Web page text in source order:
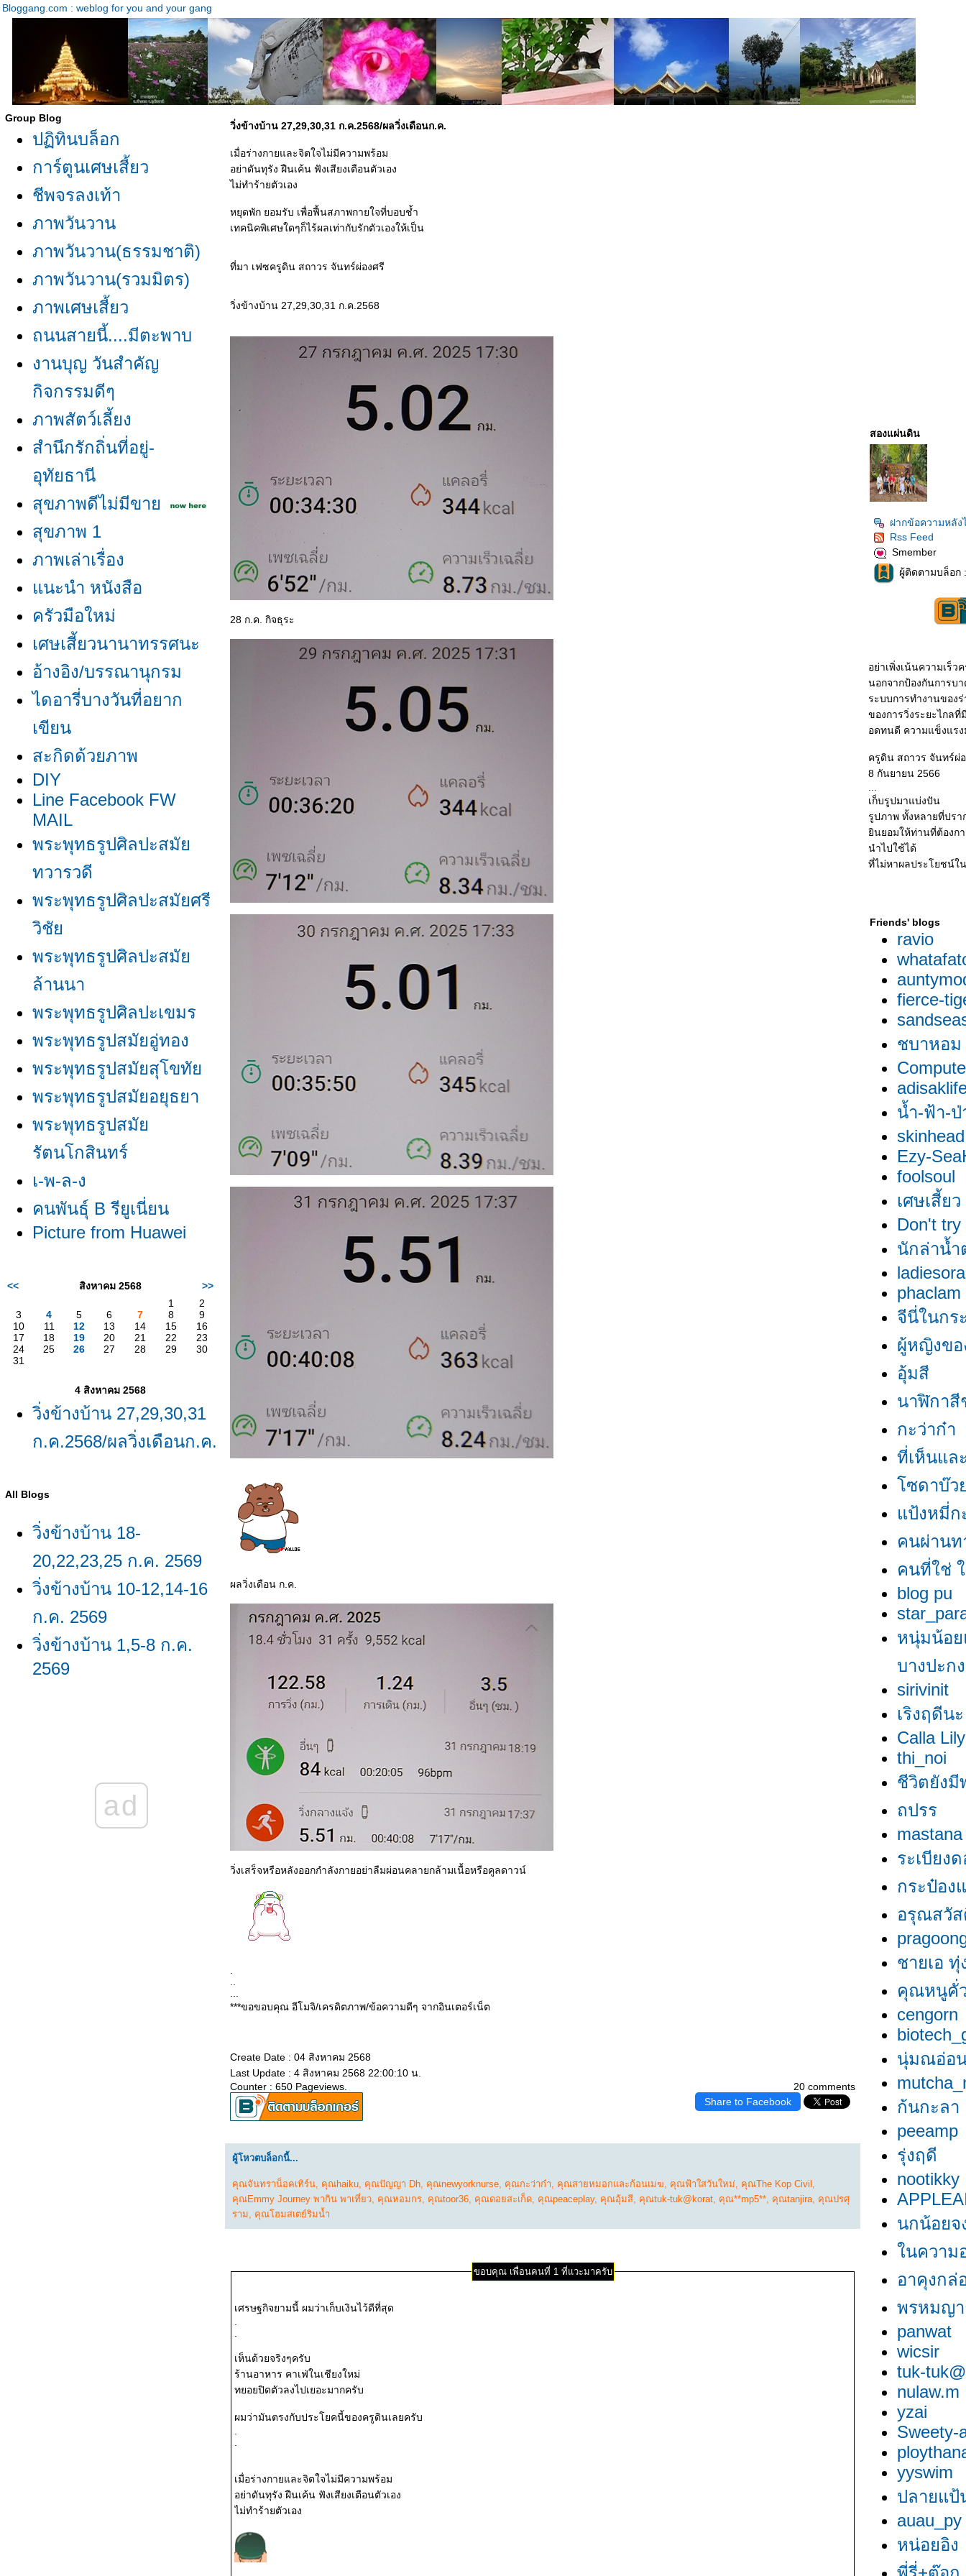
Bloggang.com : weblog for you and your gang
Group Blog
ปฏิทินบล็อก
การ์ตูนเศษเสี้ยว
ชีพจรลงเท้า
ภาพวันวาน
ภาพวันวาน(ธรรมชาติ)
ภาพวันวาน(รวมมิตร)
ภาพเศษเสี้ยว
ถนนสายนี้....มีตะพาบ
งานบุญ วันสำคัญ
กิจกรรมดีๆ
ภาพสัตว์เลี้ยง
สำนึกรักถิ่นที่อยู่-
อุทัยธานี
สุขภาพดีไม่มีขา
สุขภาพ 1
ภาพเล่าเรื่อง
นะนำ หนังสือ
ครัวมือใหม่
เศษเสี้ยวนานาทรรศนะ
อ้างอิง/บรรณานุกรม
ไดอารี่บางวันที่อยาก
เขียน
สะกิดด้วยภาพ
DIY
Line Facebook FW
MAIL
พระพุทธรูปศิลปะสมั
ทวารวดี
พระพุทธรูปศิลปะสมัยศรี
วิชั
พระพุทธรูปศิลปะสมั
ล้านนา
พระพุทธรูปศิลปะเขมร
พระพุทธรูปสมัยอู่ทอง
พระพุทธรูปสมัยสุโขทั
พระพุทธรูปสมัยอยุธยา
พระพุทธรูปสมั
รัตนโกสินทร์
เ-พ-ล-ง
คนพันธุ์ B รียูเนี่ยน
Picture from Huawei
<< สิงหาคม 2568
>>
1
2
3
4 5 6 7 8
9
10
11 12 13 14 15
16
17
18 19 20 21 22
23
24
25 26 27 28 29
30
31
4 สิงหาคม 2568
วิ่งข้างบ้าน 27,29,30,31
ก.ค.2568/ผลวิ่งเดือนก.ค.
All Blogs
วิ่งข้างบ้าน 18-
20,22,23,25 ก.ค. 2569
วิ่งข้างบ้าน 10-12,14-16
ก.ค. 2569
วิ่งข้างบ้าน 1,5-8 ก.ค.
2569
มิ.ย. 2569
วิ่งข้างบ้าน 8-11,13,15
ad
วิ่งข้างบ้าน 27,29,30,31 ก.ค.2568/ผลวิ่งเดือนก.ค.
เมื่อร่างกายและจิตใจไม่มีความพร้อม
อย่าดันทุรัง ฝืนเค้น ฟังเสียงเตือนตัวเอง
ไม่ทำร้ายตัวเอง
หยุดพัก ยอมรับ เพื่อฟื้นสภาพกายใจที่บอบช้ำ
เทคนิคพิเศษใดๆก็ไร้ผลเท่ากับรักตัวเองให้เป็น
ที่มา เฟซครูดิน สถาวร จันทร์ผ่องศรี
วิ่งข้างบ้าน 27,29,30,31 ก.ค.2568
28 ก.ค. กิจธุระ
ผลวิ่งเดือน ก.ค.
วิ่งเสร็จหรือหลังออกกำลังกายอย่าลืมผ่อนคลายกล้ามเนื้อหรือคูลดาวน์
***ขอขอบคุณ อีโมจิ/เครดิตภาพ/ข้อความดีๆ จากอินเตอร์เน็ต
Create Date : 04 สิงหาคม 2568
Last Update : 4 สิงหาคม 2568 22:00:10 น.
20 comments
Counter : 650 Pageviews.
Share to Facebook
ผู้โหวตบล็อกนี้...
คุณจันทราน็อคเทิร์น, คุณhaiku, คุณปัญญา Dh, คุณnewyorknurse, คุณกะว่าก๋า, คุณสายหมอกและก้อนเมฆ, คุณฟ้าใสวันใหม่, คุณThe Kop Civil ,
คุณEmmy Journey พากิน พาเที่ยว, คุณหอมกร, คุณtoor36, คุณดอยสะเก็ด, คุณpeaceplay, คุณอุ้มสี, คุณtuk-tuk@korat, คุณ**mp5**, คุณtanjira, คุณปรศุ
ราม, คุณโฮมสเตย์ริมน้ำ
ขอบคุณ เพื่อนคนที่ 1 ที่แวะมาครับ
เศรษฐกิจยามนี้ ผมว่าเก็บเงินไว้ดีที่สุด
เห็นด้วยจริงๆครับ
ร้านอาหาร คาเฟ่ในเชียงใหม่
ทยอยปิดตัวลงไปเยอะมากครับ
ผมว่ามันตรงกับประโยคนี้ของครูดินเลยครับ
เมื่อร่างกายและจิตใจไม่มีความพร้อม
อย่าดันทุรัง ฝืนเค้น ฟังเสียงเตือนตัวเอง
ไม่ทำร้ายตัวเอง
สองแผ่นดิน
ฝากข้อความหลัง
Rss Feed
Smember
ผู้ติดตามบล็อก
อย่าเพิ่งเน้นความเร็
นอกจากป้องกันการบ
ระบบการทำงานของ
ของการวิ่งระยะไกล
อดทนดี ความแข็งแร
ครูดิน สถาวร จันทร์ผ่
8 กันยายน 2566
เก็บรูปมาแบ่งปัน
รูปภาพ ทั้งหลายที่ปรา
นยอมให้ท่านที่ต้องก
นำไปใช้ได้
ที่ไม่หาผลประโยชน์ใ
Friends' blogs
ravio
fierce-
ชบาหอม
Compute
น้ำ-ฟ้า-ป่
skinhead
Ezy-
foolsoul
เศษเสี้ยว
Don't
นักล่าน้ำ
phaclam
จีนี่ในกร
ผู้หญิงขอ
อุ้มสี
นาฬิกา
กะว่าก๋า
ที่เห็นแล
ซดาบ๊
ป้งหมี่ก
คนผ่านท
คนที่ใช่
blog pu
หนุ่มน้อ
บางปะกง
sirivinit
เริงฤดีนะ
Calla Lily
thi_noi
ชีวิตยังมี
ถปรร
mastana
ระเบียง
กระป๋อง
อรุณสวั
ชายเอ ทุ่
คุณหนูคั่
cengorn
นุ่มณอ่อ
ก้นกะลา
peeamp
รุ่งฤดี
nootikky
นกน้อยจ
นความ
อาคุงกล่
พรหมญ
panwat
wicsir
tuk-
nulaw.m
yzai
Sweety-
yyswim
ปลายแ
auau_py
หน่อยอิง